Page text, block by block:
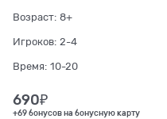
Возраст: 8+
Игроков: 2-4
Время: 10-20
690₽
+69 бонусов на бонусную карту